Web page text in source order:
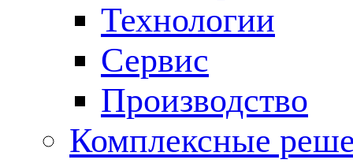
Технологии
Сервис
Производство
Комплексные